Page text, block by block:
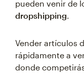
pueden venir de
dropshipping.
Vender artículos
rápidamente a
donde